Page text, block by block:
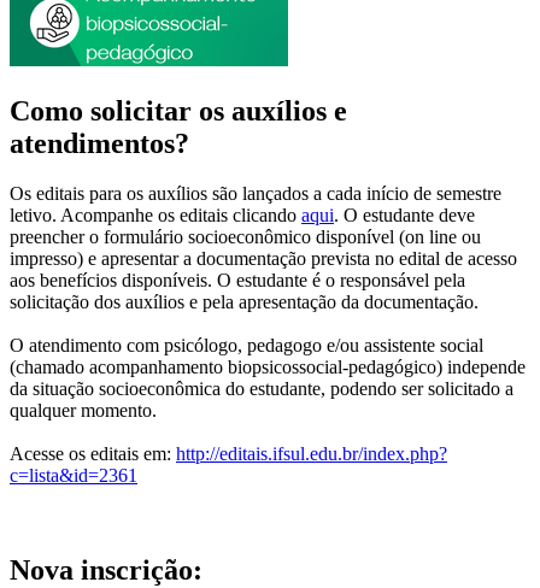
Como solicitar os auxílios e
atendimentos?
Os editais para os auxílios são lançados a cada início de semestre
letivo. Acompanhe os editais clicando aqui. O estudante deve
preencher o formulário socioeconômico disponível (on line ou
impresso) e apresentar a documentação prevista no edital de acesso
aos benefícios disponíveis. O estudante é o responsável pela
solicitação dos auxílios e pela apresentação da documentação.
O atendimento com psicólogo, pedagogo e/ou assistente social
(chamado acompanhamento biopsicossocial-pedagógico) independe
da situação socioeconômica do estudante, podendo ser solicitado a
qualquer momento.
Acesse os editais em: http://editais.ifsul.edu.br/index.php?
c=lista&id=2361
Nova inscrição: